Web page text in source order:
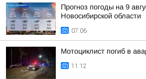
Прогноз погоды на 9
Новосибирской области
07:06
Мотоциклист погиб в
11:12